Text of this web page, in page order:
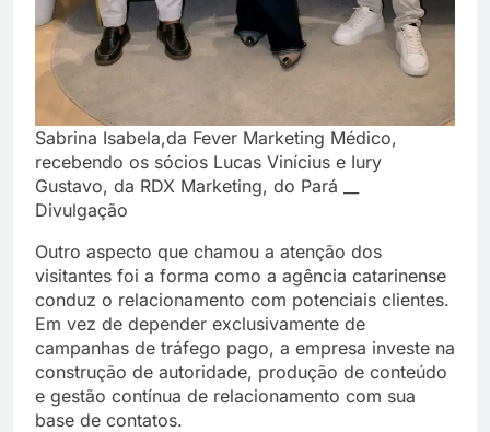
Sabrina Isabela,da Fever Marketing Médico,
recebendo os sócios Lucas Vinícius e Iury
Gustavo, da RDX Marketing, do Pará __
Divulgação
Outro aspecto que chamou a atenção dos
visitantes foi a forma como a agência catarinense
conduz o relacionamento com potenciais clientes.
Em vez de depender exclusivamente de
campanhas de tráfego pago, a empresa investe na
construção de autoridade, produção de conteúdo
e gestão contínua de relacionamento com sua
base de contatos.